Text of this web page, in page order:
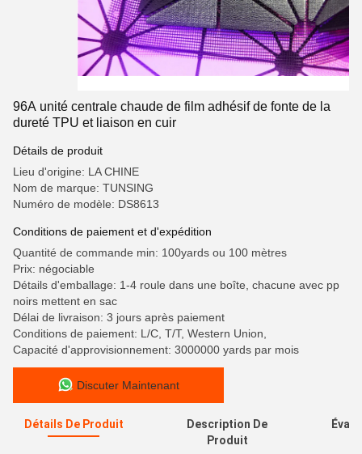
96A unité centrale chaude de film adhésif de fonte de la
dureté TPU et liaison en cuir
Détails de produit
Lieu d'origine: LA CHINE
Nom de marque: TUNSING
Numéro de modèle: DS8613
Conditions de paiement et d'expédition
Quantité de commande min: 100yards ou 100 mètres
Prix: négociable
Détails d'emballage: 1-4 roule dans une boîte, chacune avec pp
noirs mettent en sac
Délai de livraison: 3 jours après paiement
Conditions de paiement: L/C, T/T, Western Union,
Capacité d'approvisionnement: 3000000 yards par mois
Discuter Maintenant
Détails De Produit
Description De
Produit